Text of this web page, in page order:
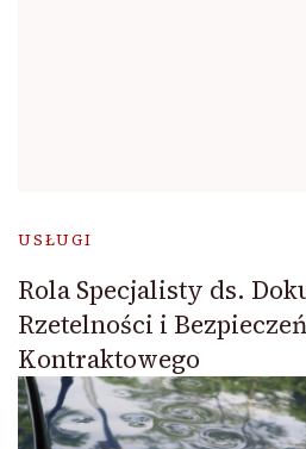
USŁUGI
Rola Specjalisty ds.
Rzetelności i
Kontraktowego